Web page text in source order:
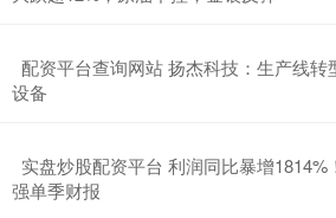
配资平台查询网站 扬杰科技：生产线
设备
实盘炒股配资平台 利润同比暴增
强单季财报